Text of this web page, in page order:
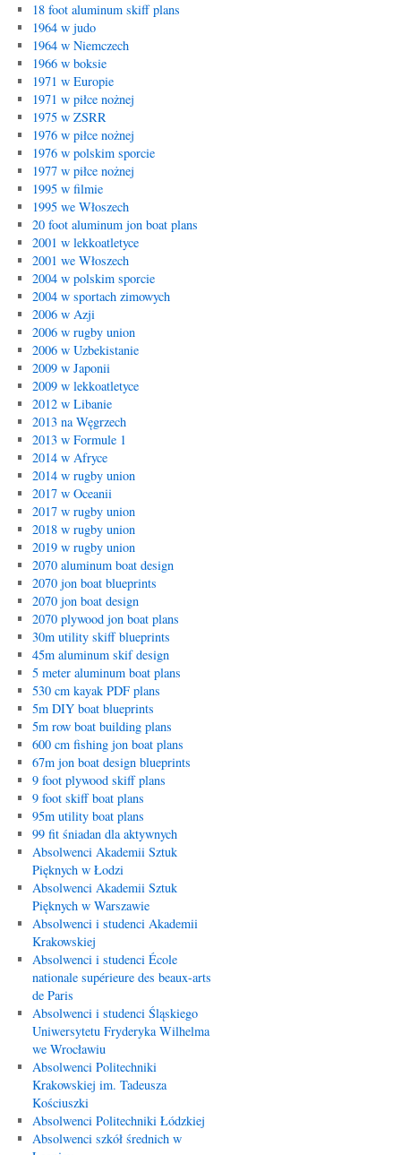
18 foot aluminum skiff plans
1964 w judo
1964 w Niemczech
1966 w boksie
1971 w Europie
1971 w piłce nożnej
1975 w ZSRR
1976 w piłce nożnej
1976 w polskim sporcie
1977 w piłce nożnej
1995 w filmie
1995 we Włoszech
20 foot aluminum jon boat plans
2001 w lekkoatletyce
2001 we Włoszech
2004 w polskim sporcie
2004 w sportach zimowych
2006 w Azji
2006 w rugby union
2006 w Uzbekistanie
2009 w Japonii
2009 w lekkoatletyce
2012 w Libanie
2013 na Węgrzech
2013 w Formule 1
2014 w Afryce
2014 w rugby union
2017 w Oceanii
2017 w rugby union
2018 w rugby union
2019 w rugby union
2070 aluminum boat design
2070 jon boat blueprints
2070 jon boat design
2070 plywood jon boat plans
30m utility skiff blueprints
45m aluminum skif design
5 meter aluminum boat plans
530 cm kayak PDF plans
5m DIY boat blueprints
5m row boat building plans
600 cm fishing jon boat plans
67m jon boat design blueprints
9 foot plywood skiff plans
9 foot skiff boat plans
95m utility boat plans
99 fit śniadan dla aktywnych
Absolwenci Akademii Sztuk
Pięknych w Łodzi
Absolwenci Akademii Sztuk
Pięknych w Warszawie
Absolwenci i studenci Akademii
Krakowskiej
Absolwenci i studenci École
nationale supérieure des beaux-arts
de Paris
Absolwenci i studenci Śląskiego
Uniwersytetu Fryderyka Wilhelma
we Wrocławiu
Absolwenci Politechniki
Krakowskiej im. Tadeusza
Kościuszki
Absolwenci Politechniki Łódzkiej
Absolwenci szkół średnich w